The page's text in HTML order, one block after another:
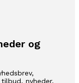
og
nyheder,